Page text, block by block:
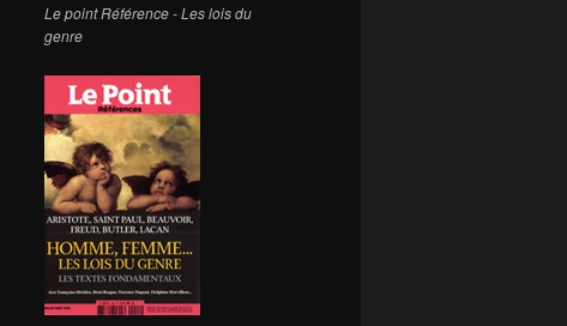
Le point Référence - Les lois du
genre